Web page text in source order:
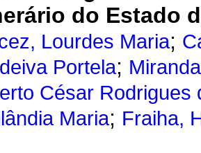
do Estado
Lourdes Maria;
Portela;
César Rodrigues
Maria; Fraiha,